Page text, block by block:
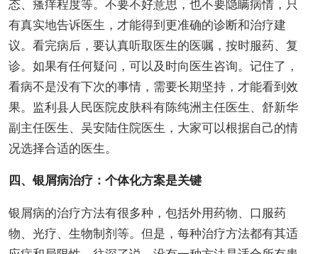
态、瘙痒程度等。不要不好意思，也不要隐瞒病情，只
有真实地告诉医生，才能得到更准确的诊断和治疗建
议。看完病后，要认真听取医生的医嘱，按时服药、复
诊。如果有任何疑问，可以及时向医生咨询。记住了，
看病不是没有下次的事情，需要长期坚持，才能看到效
果。监利县人民医院皮肤科有陈纯洲主任医生、舒新华
副主任医生、吴安陆住院医生，大家可以根据自己的情
况选择合适的医生。
四、银屑病治疗：个体化方案是关键
银屑病的治疗方法有很多种，包括外用药物、口服药
物、光疗、生物制剂等。但是，每种治疗方法都有其适